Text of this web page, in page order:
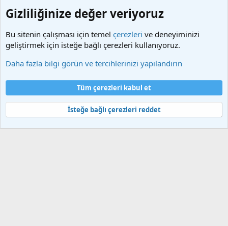
Şartlar ve kurallar
Gizlilik politikası
Yardım
Ana sayfa
S
S
Community platform by XenForo® © 2010-2025 XenForo Ltd.
Gizliliğinize değer veriyoruz
Bu sitenin çalışması için temel çerezleri ve deneyiminizi
geliştirmek için isteğe bağlı çerezleri kullanıyoruz.
Daha fazla bilgi görün ve tercihlerinizi yapılandırın
Tüm çerezleri kabul et
İsteğe bağlı çerezleri reddet